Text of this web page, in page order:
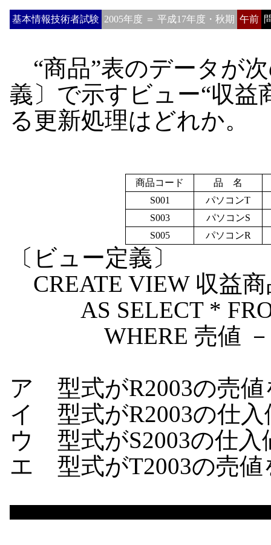
基本情報技術者試験 2005年度 ＝ 平成17年度・秋期 午前
“商品”表のデータが
義〕で示すビュー“収益
る更新処理はどれか。
商品コード 品 名
S001
パソコンT
S003
パソコンS
S005
パソコンR
〔ビュー定義〕
CREATE VIEW 収益
AS SELECT *
WHERE 売値 －
ア 型式がR2003の売値
イ 型式がR2003の仕入
ウ 型式がS2003の仕入
エ 型式がT2003の売値